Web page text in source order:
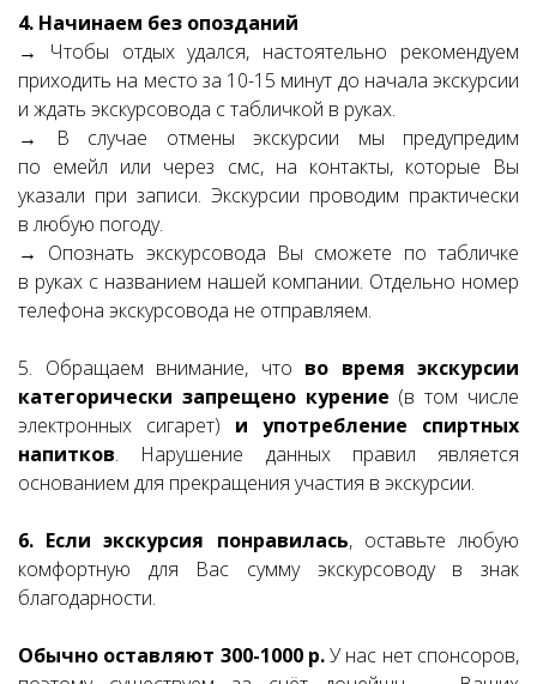
4. Начинаем без опозданий
→ Чтобы отдых удался, настоятельно рекомендуем
приходить на место за 10-15 минут до начала экскурсии
и ждать экскурсовода с табличкой в руках.
→ В случае отмены экскурсии мы предупредим
по емейл или через смс, на контакты, которые Вы
указали при записи. Экскурсии проводим практически
в любую погоду.
→ Опознать экскурсовода Вы сможете по табличке
в руках с названием нашей компании. Отдельно номер
телефона экскурсовода не отправляем.
5. Обращаем внимание, что во время экскурсии
категорически запрещено курение (в том числе
электронных сигарет) и употребление спиртных
напитков. Нарушение данных правил является
основанием для прекращения участия в экскурсии.
6. Если экскурсия понравилась, оставьте любую
комфортную для Вас сумму экскурсоводу в знак
благодарности.
Обычно оставляют 300-1000 р.У нас нет спонсоров,